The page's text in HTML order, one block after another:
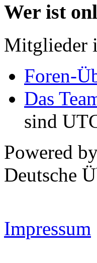
Wer ist
Mitglieder
Foren-
Das
sind
Powered
Deutsche
Impressum